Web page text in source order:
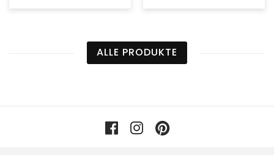
ALLE PRODUKTE
FacebookInstagram